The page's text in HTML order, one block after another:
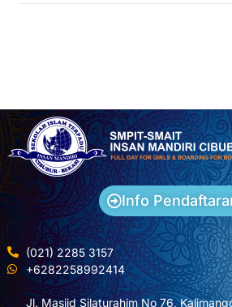
Info
(021) 2285 3157
+6282258992414
Jl. Masjid Silaturahim No 76,